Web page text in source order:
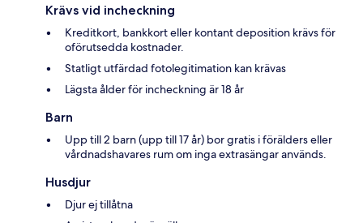
Krävs vid incheckning
Kreditkort, bankkort eller kontant deposition krävs för
oförutsedda kostnader.
Statligt utfärdad fotolegitimation kan krävas
Lägsta ålder för incheckning är 18 år
Barn
Upp till 2 barn (upp till 17 år) bor gratis i förälders eller
vårdnadshavares rum om inga extrasängar används.
Husdjur
Djur ej tillåtna